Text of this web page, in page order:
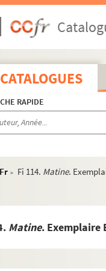
RAPIDE
> Fi 114. Matine.
Matine. Exemplaire
d'artiste
Œuvre gravé